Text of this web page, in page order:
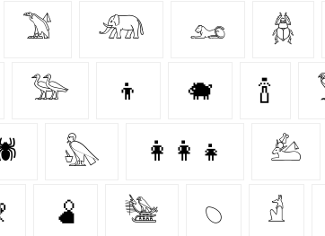
𓅑 𓃰 𓃭 𓆣
𓅺 👦 🐗 🍾
𓅽 👩‍👩‍👧 𓃕
🫄 𓅋 𓆇 𓁢